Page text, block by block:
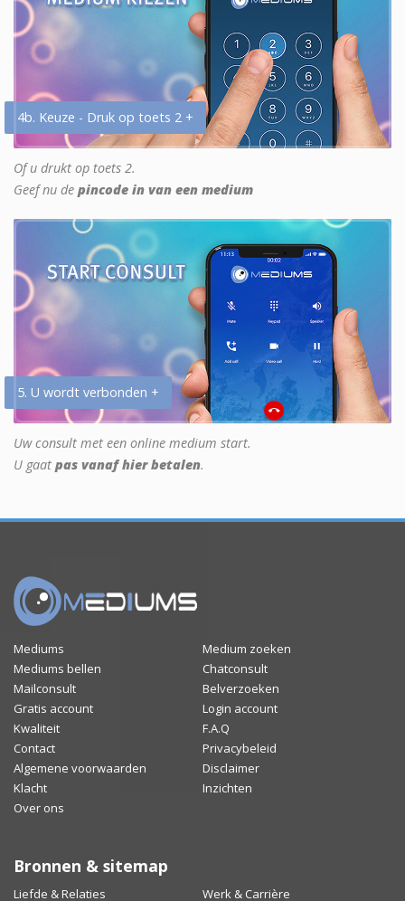
4b. Keuze - Druk op toets 2 +
Of u drukt op toets 2.
Geef nu de pincode in van een medium
5. U wordt verbonden +
Uw consult met een online medium start.
U gaat pas vanaf hier betalen.
Mediums
Medium zoeken
Mediums bellen
Chatconsult
Mailconsult
Belverzoeken
Gratis account
Login account
Kwaliteit
F.A.Q
Contact
Privacybeleid
Algemene voorwaarden
Disclaimer
Klacht
Inzichten
Over ons
Bronnen & sitemap
Liefde & Relaties Werk & Carrière